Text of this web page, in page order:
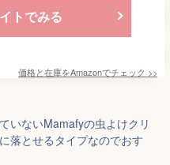
トでみる
価格と在庫をAmazonでチェック >>
いないMamafyの虫よけクリ
落とせるタイプなのでおす